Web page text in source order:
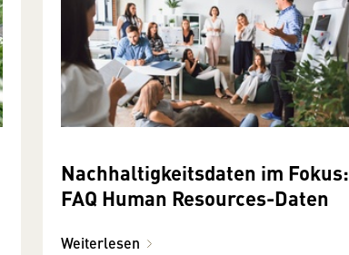
Nachhaltigkeitsdaten im Fokus:
FAQ Human Resources-Daten
Weiterlesen